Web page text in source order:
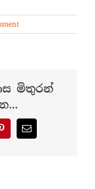
මිතුරන්
PinterestEmail